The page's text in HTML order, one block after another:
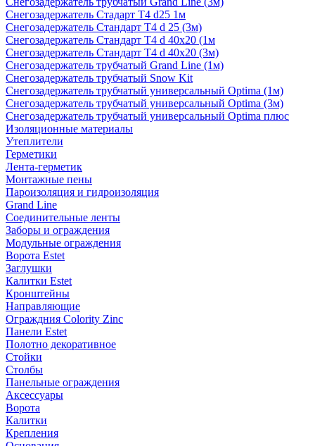
Снегозадержатель Стадарт Т4 d25 1м
Снегозадержатель Стандарт Т4 d 25 (3м)
Снегозадержатель Стандарт Т4 d 40х20 (1м
Снегозадержатель Стандарт Т4 d 40х20 (3м)
Снегозадержатель трубчатый Grand Line (1м)
Снегозадержатель трубчатый Snow Kit
Снегозадержатель трубчатый универсальный Optima (1м)
Снегозадержатель трубчатый универсальный Optima (3м)
Снегозадержатель трубчатый универсальный Optima плюс
Изоляционные материалы
Утеплители
Герметики
Лента-герметик
Монтажные пены
Пароизоляция и гидроизоляция
Grand Line
Соединительные ленты
Заборы и ограждения
Модульные ограждения
Ворота Estet
Заглушки
Калитки Estet
Кронштейны
Направляющие
Ограждния Colority Zinc
Панели Estet
Полотно декоративное
Стойки
Столбы
Панельные ограждения
Аксессуары
Ворота
Калитки
Крепления